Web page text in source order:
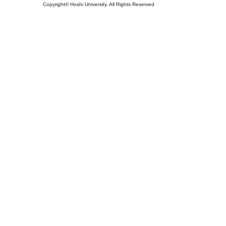
Copyright© Hoshi University. All Rights Reserved